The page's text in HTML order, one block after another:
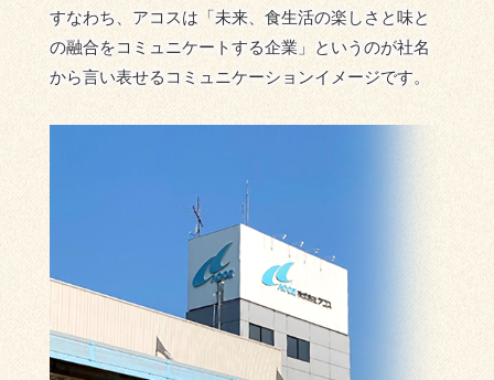
すなわち、アコスは「未来、食生活の楽しさと味と
の融合をコミュニケートする企業」というのが社名
から言い表せるコミュニケーションイメージです。